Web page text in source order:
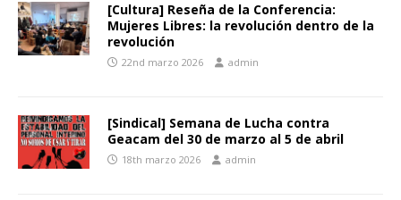
[Cultura] Reseña de la Conferencia:
Mujeres Libres: la revolución dentro de la
revolución
22nd marzo 2026 admin
[Sindical] Semana de Lucha contra
Geacam del 30 de marzo al 5 de abril
18th marzo 2026 admin